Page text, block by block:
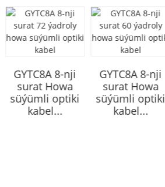
GYTC8A 8-nji
surat Howa
süýümli optiki
kabel...
GYTC8A 8-nji
surat Howa
süýümli optiki
kabel...